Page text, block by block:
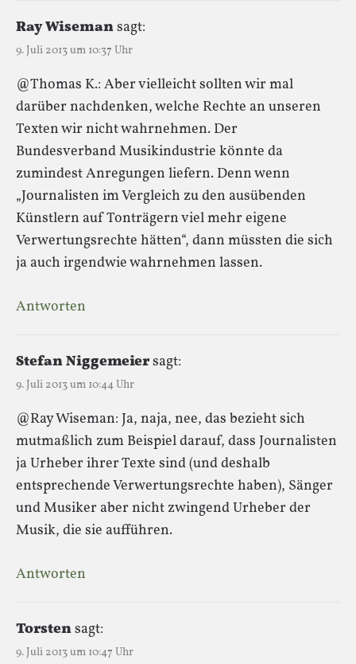
Ray Wisemansagt:
9. Juli 2013 um 10:37 Uhr
@Thomas K.: Aber vielleicht sollten wir mal
darüber nachdenken, welche Rechte an unseren
Texten wir nicht wahrnehmen. Der
Bundesverband Musikindustrie könnte da
zumindest Anregungen liefern. Denn wenn
„Journalisten im Vergleich zu den ausübenden
Künstlern auf Tonträgern viel mehr eigene
Verwertungsrechte hätten“, dann müssten die sich
ja auch irgendwie wahrnehmen lassen.
Antworten
Stefan Niggemeiersagt:
9. Juli 2013 um 10:44 Uhr
@Ray Wiseman: Ja, naja, nee, das bezieht sich
mutmaßlich zum Beispiel darauf, dass Journalisten
ja Urheber ihrer Texte sind (und deshalb
entsprechende Verwertungsrechte haben), Sänger
und Musiker aber nicht zwingend Urheber der
Musik, die sie aufführen.
Antworten
Torstensagt:
9. Juli 2013 um 10:47 Uhr